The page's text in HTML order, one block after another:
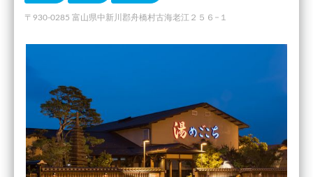
〒930-0285 富山県中新川郡舟橋村古海老江２５６−１